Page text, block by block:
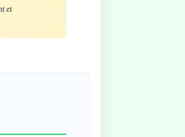
et